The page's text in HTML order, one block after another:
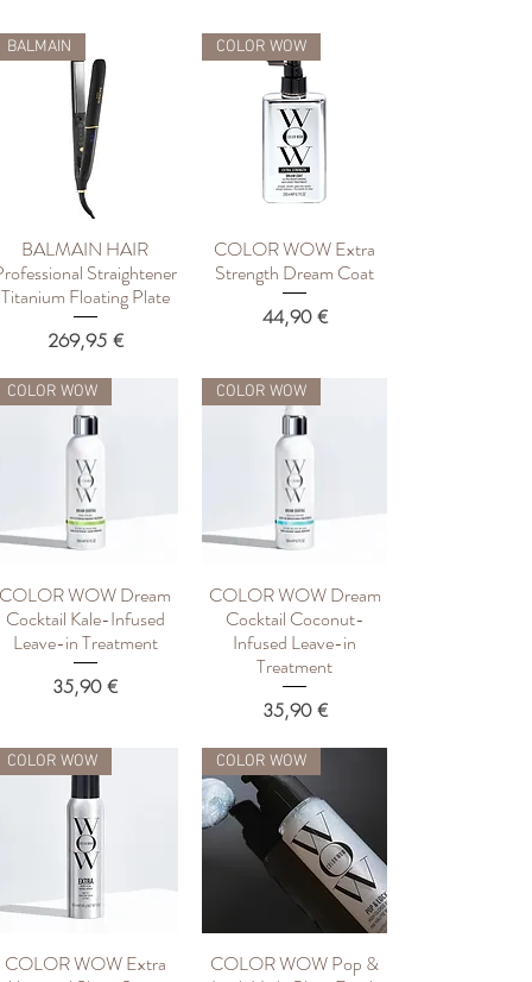
Быстрый просмотр
BALMAIN
BALMAIN HAIR
Straightener
Titanium Floating Plate
Цена
269,95 €
Быстрый просмотр
COLOR WOW
COLOR WOW Extra
Strength Dream Coat
Цена
44,90 €
Быстрый просмотр
COLOR WOW
COLOR WOW Dream
Cocktail Kale-Infused
Leave-in Treatment
Цена
35,90 €
Быстрый просмотр
COLOR WOW
COLOR WOW Dream
Cocktail Coconut-
Infused Leave-in
Treatment
Цена
35,90 €
Быстрый просмотр
COLOR WOW
COLOR WOW Extra
Быстрый просмотр
COLOR WOW
COLOR WOW Pop &